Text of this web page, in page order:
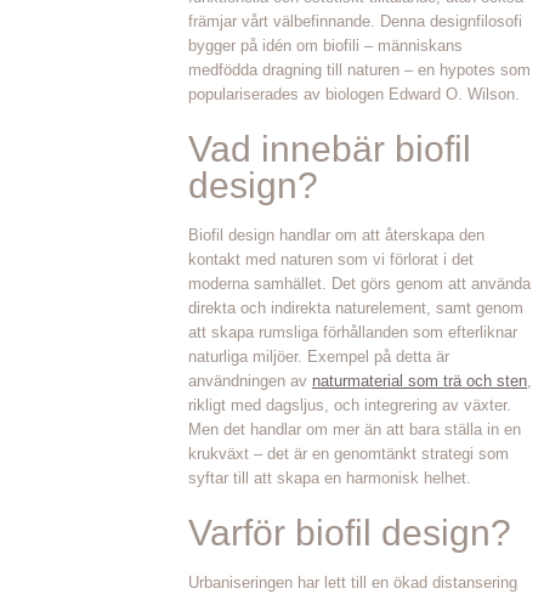
främjar vårt välbefinnande. Denna designfilosofi
bygger på idén om biofili – människans
medfödda dragning till naturen – en hypotes som
populariserades av biologen Edward O. Wilson.
Vad innebär biofil
design?
Biofil design handlar om att återskapa den
kontakt med naturen som vi förlorat i det
moderna samhället. Det görs genom att använda
direkta och indirekta naturelement, samt genom
att skapa rumsliga förhållanden som efterliknar
naturliga miljöer. Exempel på detta är
användningen av naturmaterial som trä och sten,
rikligt med dagsljus, och integrering av växter.
Men det handlar om mer än att bara ställa in en
krukväxt – det är en genomtänkt strategi som
syftar till att skapa en harmonisk helhet.
Varför biofil design?
Urbaniseringen har lett till en ökad distansering